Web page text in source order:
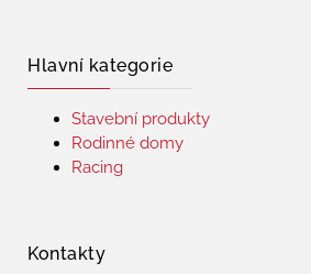
Hlavní kategorie
Stavební produkty
Rodinné domy
Racing
Kontakty